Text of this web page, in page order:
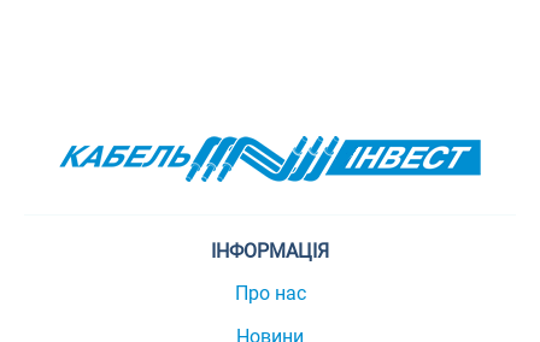
ІНФОРМАЦІЯ
Про нас
Новини